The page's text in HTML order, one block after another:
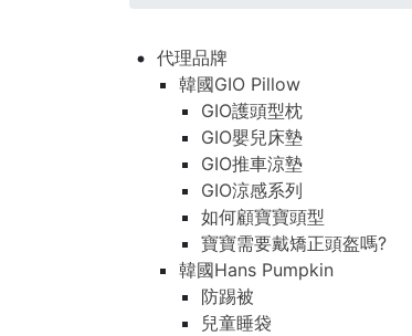
代理品牌
韓國GIO Pillow
GIO護頭型枕
GIO嬰兒床墊
GIO推車涼墊
GIO涼感系列
如何顧寶寶頭型
寶寶需要戴矯正頭盔嗎?
韓國Hans Pumpkin
防踢被
兒童睡袋